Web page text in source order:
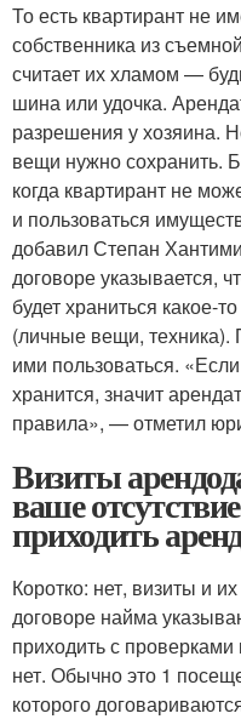
То есть квартирант не
собственника из
считает их хламом —
шина или удочка.
разрешения у хозяина.
вещи нужно сохранить.
когда квартирант не
и пользоваться
добавил Степан
договоре указывается,
будет храниться какое-
(личные вещи,
ими пользоваться.
хранится, значит
правила», — отметил
Визиты
ваше
приходить
Коротко: нет, визиты и
договоре найма
приходить с
нет. Обычно это 1
которого